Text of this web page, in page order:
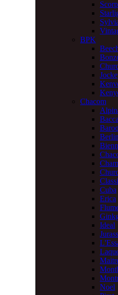
BPK
Chacom
Cuba
Erica
Ideal
Noel